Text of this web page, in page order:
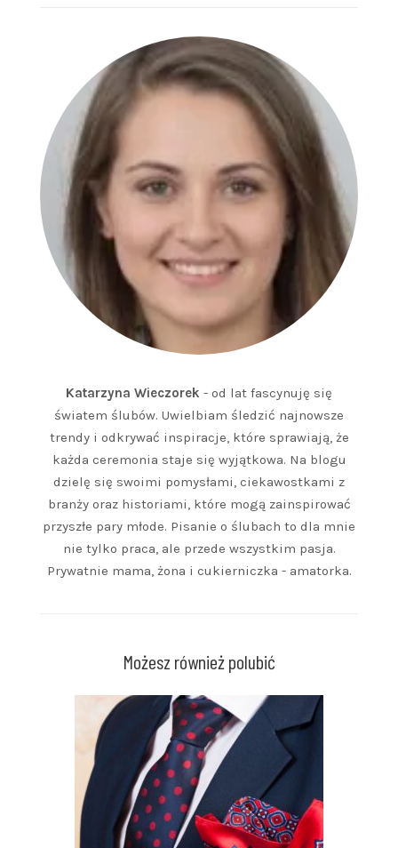
Katarzyna Wieczorek - od lat fascynuję się
światem ślubów. Uwielbiam śledzić najnowsze
trendy i odkrywać inspiracje, które sprawiają, że
każda ceremonia staje się wyjątkowa. Na blogu
dzielę się swoimi pomysłami, ciekawostkami z
branży oraz historiami, które mogą zainspirować
przyszłe pary młode. Pisanie o ślubach to dla mnie
nie tylko praca, ale przede wszystkim pasja.
Prywatnie mama, żona i cukierniczka - amatorka.
Możesz również polubić